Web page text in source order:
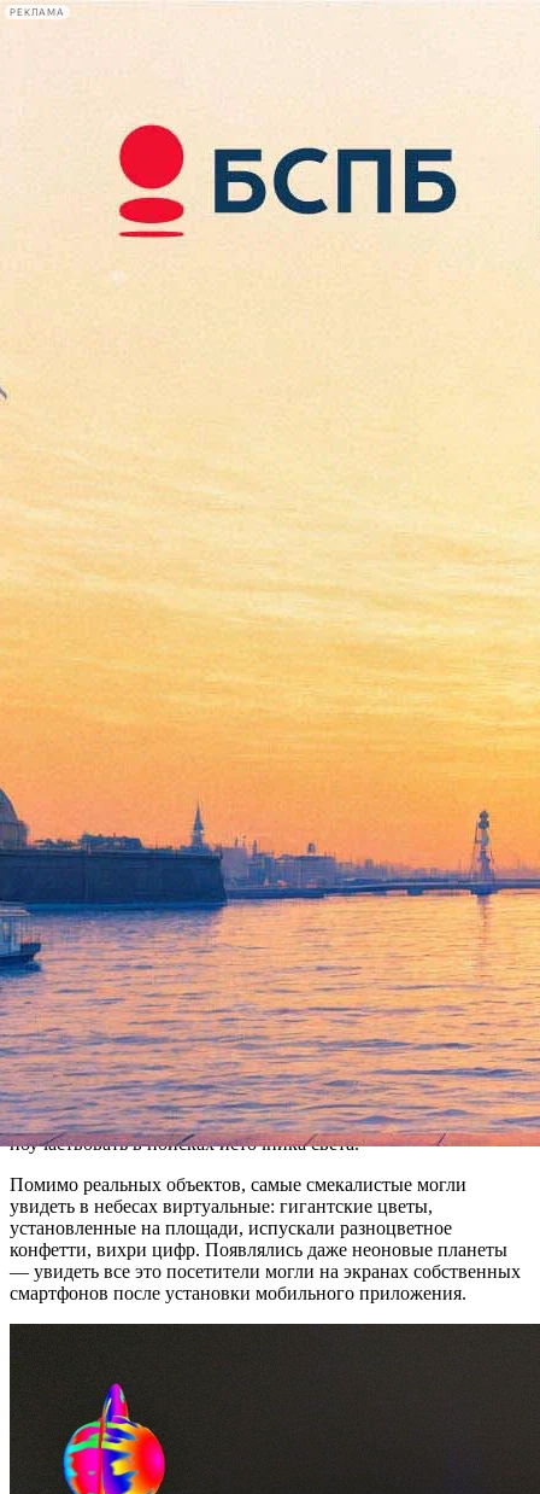
РЕКЛАМА
Сегодня:
2026.08.09
14:13
Афиша Plus
Число зрителей фестиваля
света на Дворцовой втрое
превысило «стадионный»
рекорд Шнурова
Версия для печати
Зрителями фестиваля «Чудо света», прошедшего 2-3 ноября в
Петербурге, стали 200 тысяч человек. Такие данные
«Фонтанке» предоставили организаторы мероприятия. Для
сравнения: рекордныйконцерт группы «Ленинград» на
стадионе «Газпром Арена»собрал 67 тысяч человек.
Мэппинг-шоу с показом световых инсталляций и
дополненной реальностью демонстрировали на главной
площади города два вечера подряд. Зрители могли
почувствовать себя игроками компьютерных игр и
поучаствовать в поисках источника света.
Помимо реальных объектов, самые смекалистые могли
увидеть в небесах виртуальные: гигантские цветы,
установленные на площади, испускали разноцветное
конфетти, вихри цифр. Появлялись даже неоновые планеты
— увидеть все это посетители могли на экранах собственных
смартфонов после установки мобильного приложения.